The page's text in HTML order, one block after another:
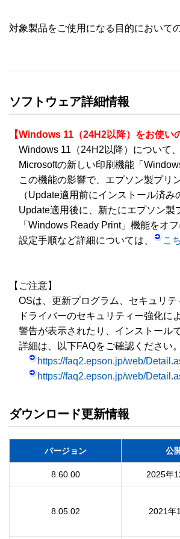
対象製品をご使用になる目的において
ソフトウェア詳細情報
【Windows 11（24H2以降）をお使い
Windows 11（24H2以降）について
Microsoftの新しい印刷機能「
この機能の影響で、エプソン製プリ
（Update適用前にインストール済み
Update適用後に、新たにエプソン製
「Windows Ready Print」機能をオ
設定手順など詳細については、
こ
【ご注意】
OSは、更新プログラム、セキュリテ
ドライバーのセキュリティー強化に
警告が表示されたり、インストール
詳細は、以下FAQをご確認ください。
https://faq2.epson.jp/web/
https://faq2.epson.jp/web/
ダウンロード更新情報
バージョン 公
8.60.00 2025年
8.05.02 2021年